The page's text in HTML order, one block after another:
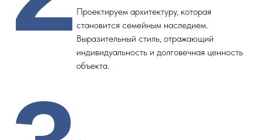
Проектируем архитектуру, которая
становится семейным наследием.
Выразительный стиль, отражающий
индивидуальность и долговечная ценность
объекта.